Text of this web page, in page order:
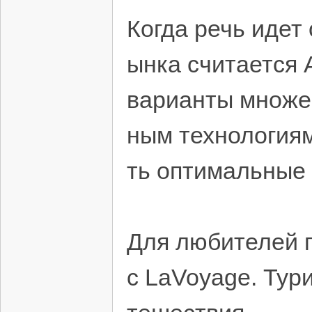
Когда речь
ынка считается
варианты
ным
ть
Для любителей
с LaVoyage.